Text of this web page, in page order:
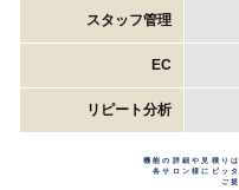
スタッフ管理
EC
リピート分析
機能の詳細や見積り
各サロン様にピッ
ご